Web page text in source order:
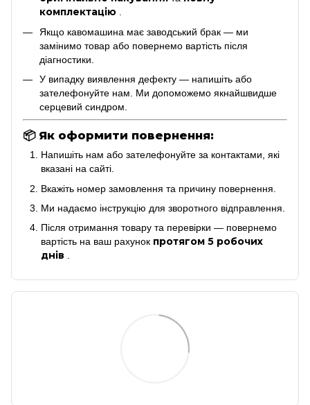
комплектацію .
Якщо кавомашина має заводський брак — ми
замінимо товар або повернемо вартість після
діагностики.
У випадку виявлення дефекту — напишіть або
зателефонуйте нам. Ми допоможемо якнайшвидше
серцевий синдром.
📦Як оформити повернення:
Напишіть нам або зателефонуйте за контактами, які
вказані на сайті.
Вкажіть номер замовлення та причину повернення.
Ми надаємо інструкцію для зворотного відправлення.
Після отримання товару та перевірки — повернемо
вартість на ваш рахунок протягом 5 робочих
днів .